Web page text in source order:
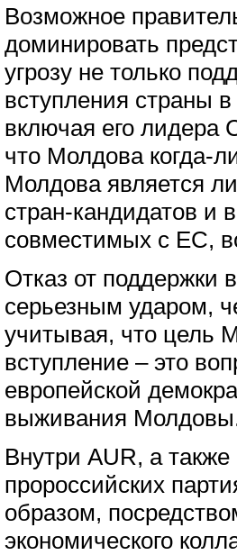
Возможное
доминировать
угрозу не только
вступления страны
включая его лидера
что Молдова когда-
Молдова является
стран-кандидатов и
совместимых с ЕС,
Отказ от поддержки
серьезным ударом,
учитывая, что цель
вступление – это
европейской
выживания
Внутри AUR, а также
пророссийских
образом,
экономического